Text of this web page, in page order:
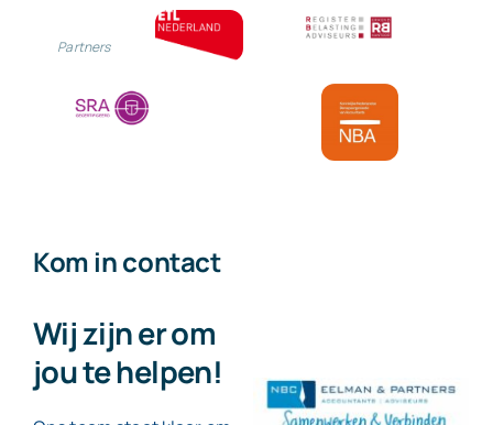
Partners
Kom in contact
Wij zijn er om
jou te helpen!